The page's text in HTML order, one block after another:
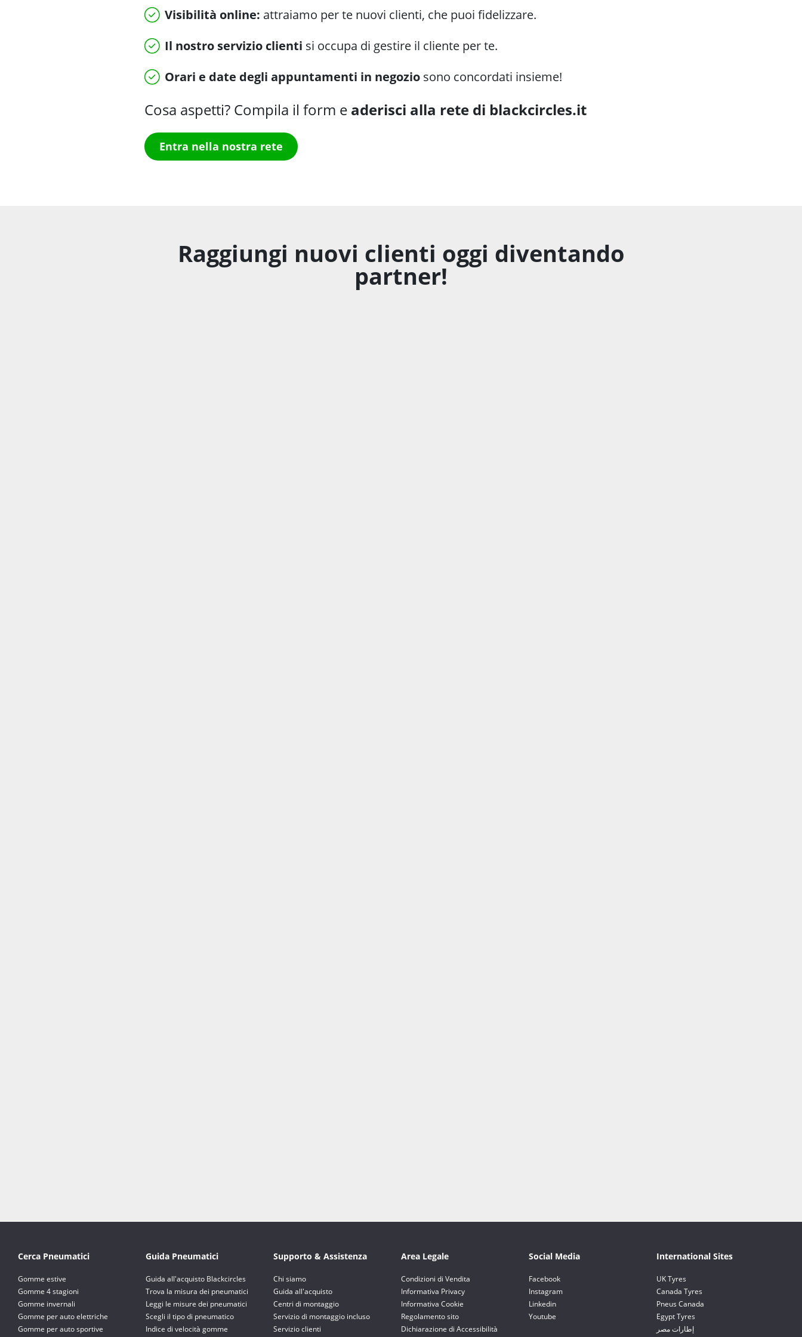
Visibilità online: attraiamo per te nuovi clienti, che puoi fidelizzare.
Il nostro servizio clienti si occupa di gestire il cliente per te.
Orari e date degli appuntamenti in negozio sono concordati insieme!
Cosa aspetti? Compila il form e aderisci alla rete di blackcircles.it
Entra nella nostra rete
Raggiungi nuovi clienti oggi diventando
partner!
Cerca Pneumatici
Gomme estive
Gomme 4 stagioni
Gomme invernali
Gomme per auto elettriche
Gomme per auto sportive
Guida Pneumatici
Guida all'acquisto Blackcircles
Trova la misura dei pneumatici
Leggi le misure dei pneumatici
Scegli il tipo di pneumatico
Indice di velocità gomme
Supporto & Assistenza
Chi siamo
Guida all'acquisto
Centri di montaggio
Servizio di montaggio incluso
Servizio clienti
Area Legale
Condizioni di Vendita
Informativa Privacy
Informativa Cookie
Regolamento sito
Dichiarazione di Accessibilità
Social Media
Facebook
Instagram
Linkedin
Youtube
International Sites
UK Tyres
Canada Tyres
Pneus Canada
Egypt Tyres
إطارات مصر